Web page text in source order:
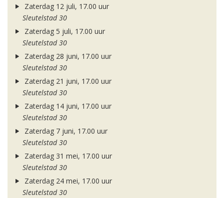
Zaterdag 12 juli, 17.00 uur
Sleutelstad 30
Zaterdag 5 juli, 17.00 uur
Sleutelstad 30
Zaterdag 28 juni, 17.00 uur
Sleutelstad 30
Zaterdag 21 juni, 17.00 uur
Sleutelstad 30
Zaterdag 14 juni, 17.00 uur
Sleutelstad 30
Zaterdag 7 juni, 17.00 uur
Sleutelstad 30
Zaterdag 31 mei, 17.00 uur
Sleutelstad 30
Zaterdag 24 mei, 17.00 uur
Sleutelstad 30